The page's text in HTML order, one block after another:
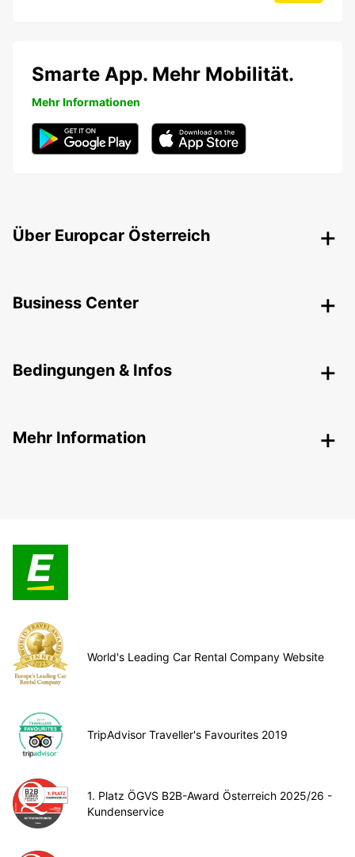
Smarte App. Mehr Mobilität.
Mehr Informationen
Über Europcar Österreich
Business Center
Bedingungen & Infos
Mehr Information
World's Leading Car Rental Company Website
TripAdvisor Traveller's Favourites 2019
1. Platz ÖGVS B2B-Award Österreich 2025/26 -
Kundenservice